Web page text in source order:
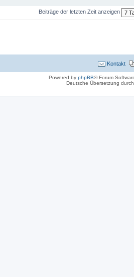
Beiträge der letzten Zeit anzeigen
Kontakt
Powered by phpBB® Forum
Deutsche Übersetzung durch